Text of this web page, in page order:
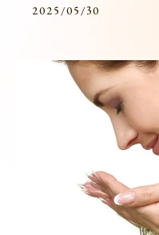
2025/05/30